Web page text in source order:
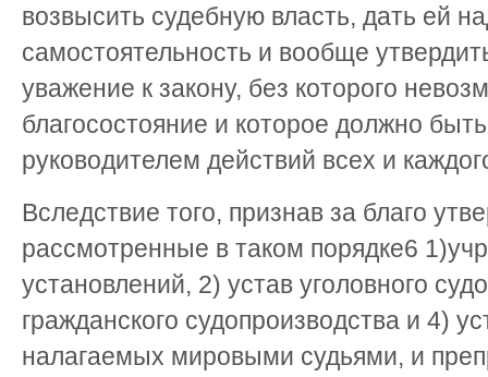
возвысить судебную власть, дать ей
самостоятельность и вообще
уважение к закону, без которого
благосостояние и которое должно
руководителем действий всех и
Вследствие того, признав за благо
рассмотренные в таком порядке6
установлений, 2) устав уголовного
гражданского судопроизводства и 4)
налагаемых мировыми судьями, и